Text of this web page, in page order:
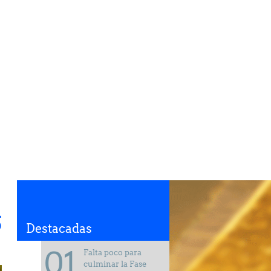
Destacadas
Falta poco para
culminar la Fase